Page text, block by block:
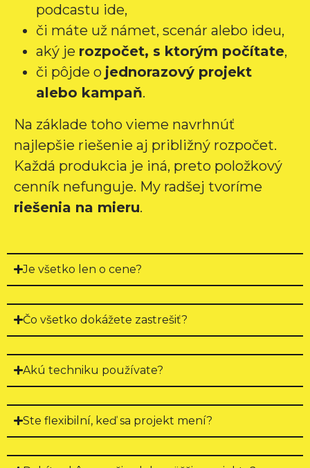
podcastu ide,
či máte už námet, scenár alebo ideu,
aký je rozpočet, s ktorým počítate,
či pôjde o jednorazový projekt
alebo kampaň.
Na základe toho vieme navrhnúť
najlepšie riešenie aj približný rozpočet.
Každá produkcia je iná, preto položkový
cenník nefunguje. My radšej tvoríme
riešenia na mieru.
Je všetko len o cene?
Čo všetko dokážete zastrešiť?
Akú techniku používate?
Ste flexibilní, keď sa projekt mení?